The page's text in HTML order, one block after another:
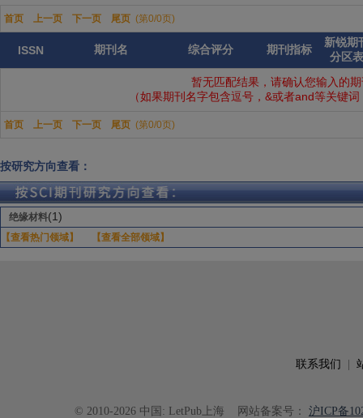
首页 上一页 下一页 尾页 (第0/0页)
ISSN 期刊名 综合评分 期刊指标
新锐期
分区
暂无匹配结果，请确认您输入的
（如果期刊名字包含逗号，&或者and等关键
首页 上一页 下一页 尾页 (第0/0页)
按研究方向查看：
绝缘材料(1)
【查看热门领域】 【查看全部领域】
联系我们
© 2010-2026 中国: LetPub上海 网站备案号： 沪ICP备